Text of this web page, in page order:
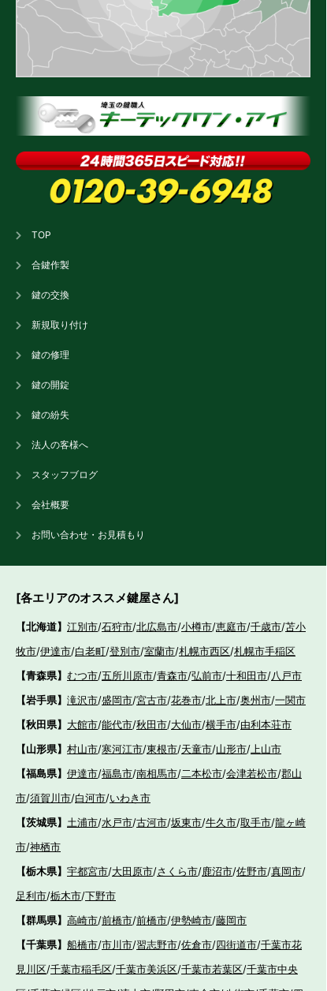
TOP
合鍵作製
鍵の交換
新規取り付け
鍵の修理
鍵の開錠
鍵の紛失
法人の客様へ
スタッフブログ
会社概要
お問い合わせ・お見積もり
[各エリアのオススメ鍵屋さん]
【北海道】 江別市/石狩市/北広島市/小樽市/恵庭市/千歳市/苫小
牧市/伊達市/白老町/登別市/室蘭市/札幌市西区/札幌市手稲区
【青森県】 むつ市/五所川原市/青森市/弘前市/十和田市/八戸市
【岩手県】 滝沢市/盛岡市/宮古市/花巻市/北上市/奥州市/一関市
【秋田県】 大館市/能代市/秋田市/大仙市/横手市/由利本荘市
【山形県】 村山市/寒河江市/東根市/天童市/山形市/上山市
【福島県】 伊達市/福島市/南相馬市/二本松市/会津若松市/郡山
市/須賀川市/白河市/いわき市
【茨城県】 土浦市/水戸市/古河市/坂東市/牛久市/取手市/龍ヶ崎
市/神栖市
【栃木県】 宇都宮市/大田原市/さくら市/鹿沼市/佐野市/真岡市/
足利市/栃木市/下野市
【群馬県】 高崎市/前橋市/前橋市/伊勢崎市/藤岡市
【千葉県】 船橋市/市川市/習志野市/佐倉市/四街道市/千葉市花
見川区/千葉市稲毛区/千葉市美浜区/千葉市若葉区/千葉市中央